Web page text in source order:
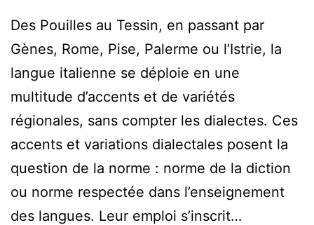
Des Pouilles au Tessin, en passant par
Gènes, Rome, Pise, Palerme ou l’Istrie, la
langue italienne se déploie en une
multitude d’accents et de variétés
régionales, sans compter les dialectes. Ces
accents et variations dialectales posent la
question de la norme : norme de la diction
ou norme respectée dans l’enseignement
des langues. Leur emploi s’inscrit…